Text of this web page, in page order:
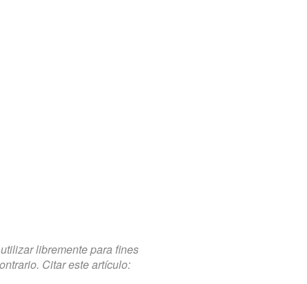
libremente para fines
Citar este artículo: